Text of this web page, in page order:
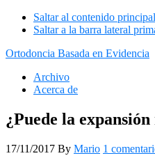
Saltar al contenido principal
Saltar a la barra lateral
Ortodoncia Basada en Evidencia
Archivo
Acerca de
¿Puede la
17/11/2017 By Mario 1